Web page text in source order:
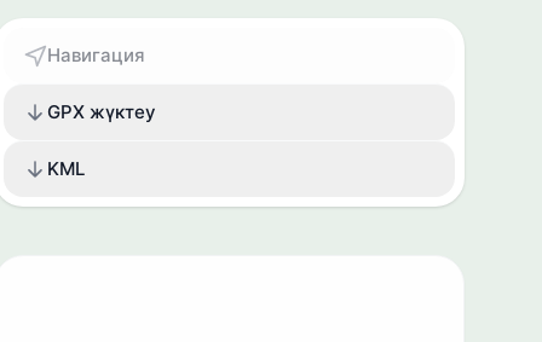
Навигация
GPX жүктеу
KML